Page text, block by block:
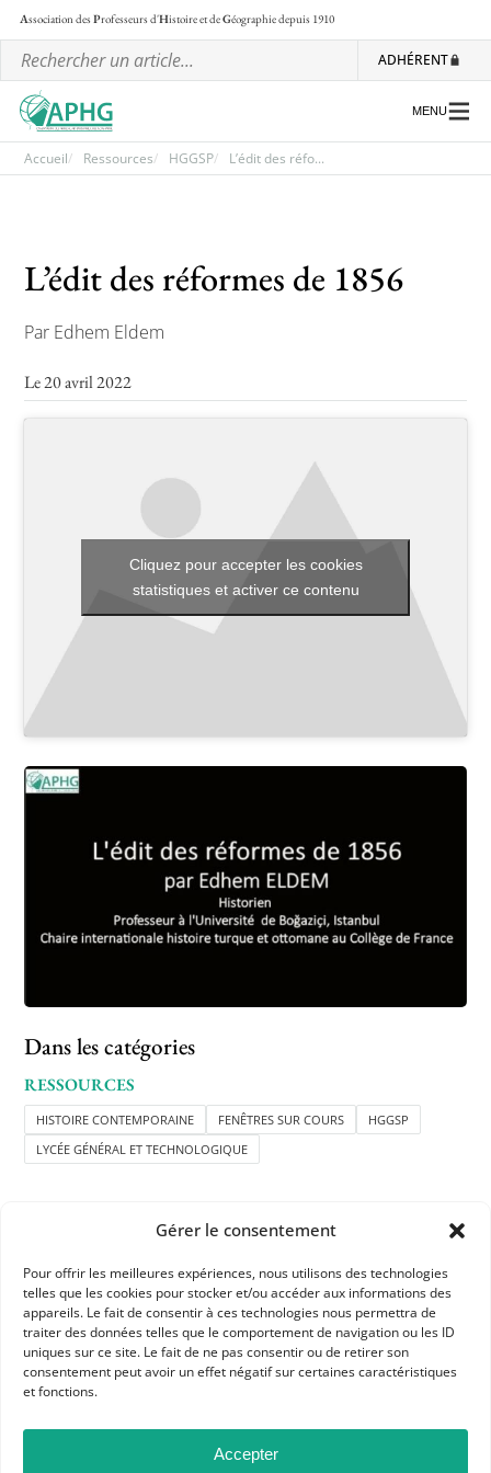
Gérer le consentement
Pour offrir les meilleures expériences, nous utilisons des technologies
telles que les cookies pour stocker et/ou accéder aux informations des
appareils. Le fait de consentir à ces technologies nous permettra de
traiter des données telles que le comportement de navigation ou les ID
uniques sur ce site. Le fait de ne pas consentir ou de retirer son
consentement peut avoir un effet négatif sur certaines caractéristiques
et fonctions.
Accepter
Association desProfesseurs d'Histoire et deGéographiedepuis 1910
ADHÉRENT
Les régionales
Lettre d’information de l’APHG
Toutes les actualités
Les rendez-vous de l’APHG
MENU
Accueil Ressources HGGSP L’édit des réfo...
L’édit des réformes de 1856
Par Edhem Eldem
Le 20 avril 2022
Cliquez pour accepter les cookies
statistiques et activer ce contenu
Dans les catégories
RESSOURCES
HISTOIRE CONTEMPORAINE FENÊTRES SUR COURS
HGGSP
LYCÉE GÉNÉRAL ET TECHNOLOGIQUE
APHG
Association des professeurs d'histoire et géographie
BP 6541 – 75065 Paris Cedex 02